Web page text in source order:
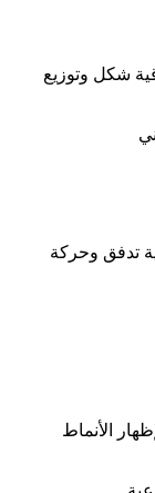
شكل وتوزيع
تدفق وحركة
الأنماط